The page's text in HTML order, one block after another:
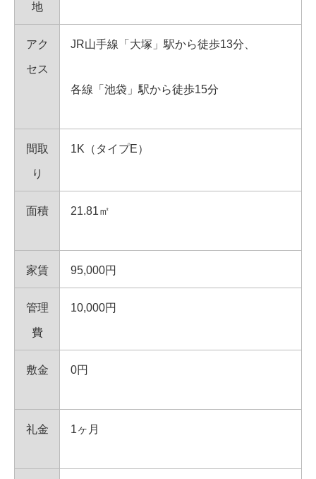
地
アク
セス
JR山手線「大塚」駅から徒歩13分、
各線「池袋」駅から徒歩15分
間取
り
1K（タイプE）
面積 21.81㎡
家賃 95,000円
管理
費
10,000円
敷金 0円
礼金 1ヶ月